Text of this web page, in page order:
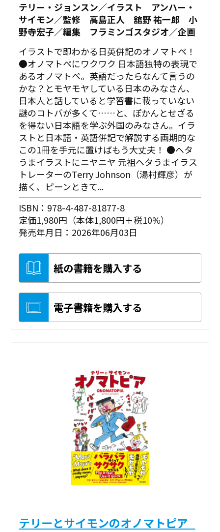
テリー・ジョンスン／イラスト アンハー・
サイモン／監修 高島正人 舘野 祐一郎 小
野寺宏子／編集 フラミンゴスタジオ／企画
イラストで即わかる日英併記のオノマトペ！
●オノマトペにワクワク 日本語独特の表現で
あるオノマトペ。英語だったらなんて言うの
かな？とモヤモヤしている日本のみなさん、
日本人と話していると学習書に載っていない
謎のコトバが多くて……と、ぽかんとせざる
を得ない日本語を学ぶ外国のみなさん。イラ
ストと日本語・英語併記で解説する画期的な
この1冊を手元に置けばもう大丈夫！ ●ヘタ
うまイラストにニヤニヤ 元祖ヘタうまイラス
トレーターのTerry Johnson（湯村輝彦）が
描く、ピーンときて...
ISBN：978-4-487-81877-8
定価1,980円（本体1,800円＋税10%）
発売年月日：2026年06月03日
紙の書籍を購入する
電子書籍を購入する
テリーとサイモンのオノマトピア_